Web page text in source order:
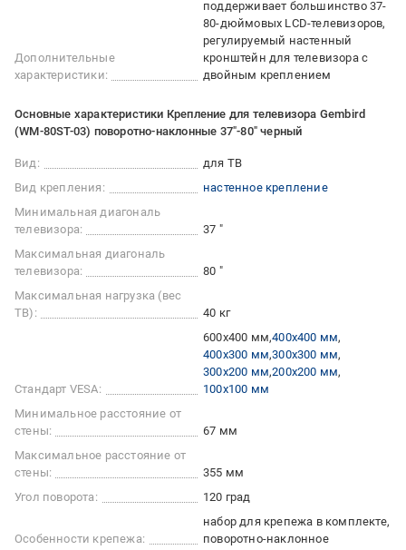
Дополнительные
характеристики:
поддерживает большинство 37-
80-дюймовых LCD-телевизоров
регулируемый настенный
кронштейн для телевизора с
двойным креплением
Основные характеристики Крепление для телевизора Gembird
(WM-80ST-03) поворотно-наклонные 37"-80" черный
Вид:
для ТВ
Вид крепления:
настенное крепление
Минимальная диагональ
телевизора:
37 "
Максимальная диагональ
телевизора:
80 "
Максимальная нагрузка (вес
ТВ):
40 кг
Стандарт VESA:
600x400 мм 400x400 мм
400x300 мм 300x300 мм
300x200 мм 200x200 мм
100x100 мм
Минимальное расстояние от
стены:
67 мм
Максимальное расстояние от
стены:
355 мм
Угол поворота:
120 град
Особенности крепежа:
набор для крепежа в комплекте
поворотно-наклонное